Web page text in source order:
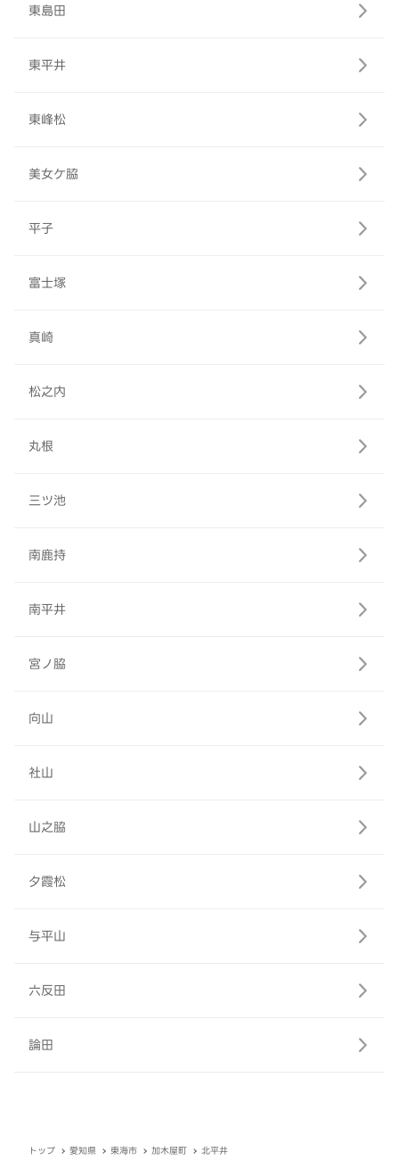
東島田
東平井
東峰松
美女ケ脇
平子
富士塚
真崎
松之内
丸根
三ツ池
南鹿持
南平井
宮ノ脇
向山
社山
山之脇
夕霞松
与平山
六反田
論田
トップ 愛知県 東海市 加木屋町 北平井